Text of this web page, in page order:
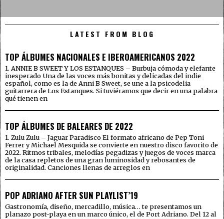
LATEST FROM BLOG
TOP ÁLBUMES NACIONALES E IBEROAMERICANOS 2022
1. ANNIE B SWEET Y LOS ESTANQUES – Burbuja cómoda y elefante
inesperado Una de las voces más bonitas y delicadas del indie
español, como es la de Anni B Sweet, se une a la psicodelia
guitarrera de Los Estanques. Si tuviéramos que decir en una palabra
qué tienen en
TOP ÁLBUMES DE BALEARES DE 2022
1. Zulu Zulu – Jaguar Paradisco El formato africano de Pep Toni
Ferrer y Michael Mesquida se convierte en nuestro disco favorito de
2022. Ritmos tribales, melodías pegadizas y juegos de voces marca
de la casa repletos de una gran luminosidad y rebosantes de
originalidad. Canciones llenas de arreglos en
POP ADRIANO AFTER SUN PLAYLIST’19
Gastronomía, diseño, mercadillo, música… te presentamos un
planazo post-playa en un marco único, el de Port Adriano. Del 12 al